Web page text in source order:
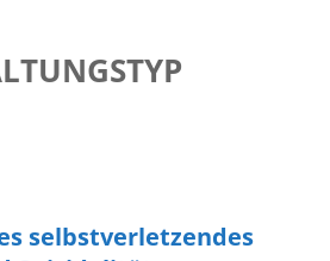
selbstverletzendes